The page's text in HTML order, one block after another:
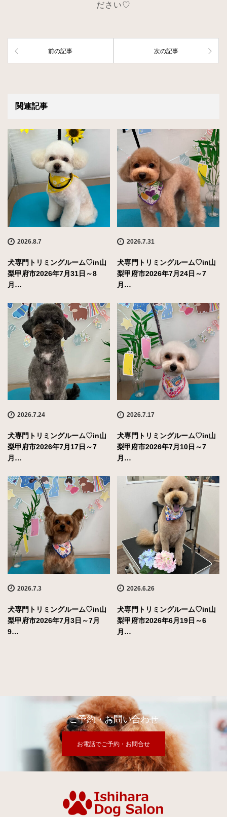
ださい♡
前の記事 次の記事
関連記事
2026.8.7
犬専門トリミングルーム♡in山
梨甲府市2026年7月31日～8
月…
2026.7.31
犬専門トリミングルーム♡in山
梨甲府市2026年7月24日～7
月…
2026.7.24
犬専門トリミングルーム♡in山
梨甲府市2026年7月17日～7
月…
2026.7.17
犬専門トリミングルーム♡in山
梨甲府市2026年7月10日～7
月…
2026.7.3
犬専門トリミングルーム♡in山
梨甲府市2026年7月3日～7月
9…
2026.6.26
犬専門トリミングルーム♡in山
梨甲府市2026年6月19日～6
月…
ご予約・お問い合わせ
お電話でご予約・お問合せ